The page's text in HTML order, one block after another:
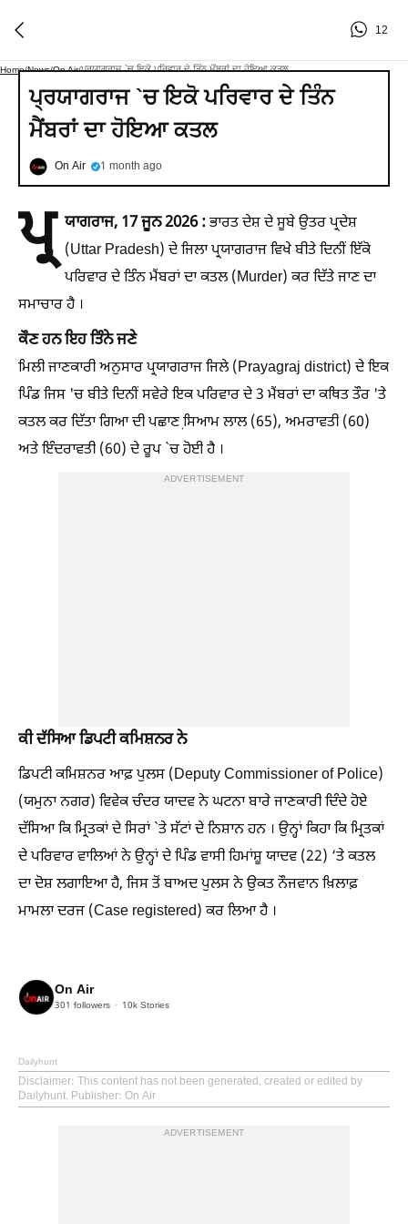
12
Home/News/On Air/ਪ੍ਰਯਾਗਰਾਜ `ਚ ਇਕੋ ਪਰਿਵਾਰ ਦੇ ਤਿੰਨ ਮੈਂਬਰਾਂ ਦਾ ਹੋਇਆ ਕਤਲ
ਪ੍ਰਯਾਗਰਾਜ `ਚ ਇਕੋ ਪਰਿਵਾਰ ਦੇ ਤਿੰਨ
ਮੈਂਬਰਾਂ ਦਾ ਹੋਇਆ ਕਤਲ
On Air 1 month ago
ਪ੍ਰ ਯਾਗਰਾਜ, 17 ਜੂਨ 2026 :ਭਾਰਤ ਦੇਸ਼ ਦੇ ਸੂਬੇ ਉਤਰ ਪ੍ਰਦੇਸ਼
(Uttar Pradesh) ਦੇ ਜਿਲਾ ਪ੍ਰਯਾਗਰਾਜ ਵਿਖੇ ਬੀਤੇ ਦਿਨੀਂ ਇੱਕੋ
ਪਰਿਵਾਰ ਦੇ ਤਿੰਨ ਮੈਂਬਰਾਂ ਦਾ ਕਤਲ (Murder) ਕਰ ਦਿੱਤੇ ਜਾਣ ਦਾ
ਸਮਾਚਾਰ ਹੈ ।
ਕੌਣ ਹਨ ਇਹ ਤਿੰਨੇ ਜਣੇ
ਮਿਲੀ ਜਾਣਕਾਰੀ ਅਨੁਸਾਰ ਪ੍ਰਯਾਗਰਾਜ ਜਿਲੇ (Prayagraj district) ਦੇ ਇਕ
ਪਿੰਡ ਜਿਸ 'ਚ ਬੀਤੇ ਦਿਨੀਂ ਸਵੇਰੇ ਇਕ ਪਰਿਵਾਰ ਦੇ 3 ਮੈਂਬਰਾਂ ਦਾ ਕਥਿਤ ਤੌਰ 'ਤੇ
ਕਤਲ ਕਰ ਦਿੱਤਾ ਗਿਆ ਦੀ ਪਛਾਣ ਸਿ਼ਆਮ ਲਾਲ (65), ਅਮਰਾਵਤੀ (60)
ਅਤੇ ਇੰਦਰਾਵਤੀ (60) ਦੇ ਰੂਪ `ਚ ਹੋਈ ਹੈ ।
ADVERTISEMENT
ਕੀ ਦੱਸਿਆ ਡਿਪਟੀ ਕਮਿਸ਼ਨਰ ਨੇ
ਡਿਪਟੀ ਕਮਿਸ਼ਨਰ ਆਫ਼ ਪੁਲਸ (Deputy Commissioner of Police)
(ਯਮੁਨਾ ਨਗਰ) ਵਿਵੇਕ ਚੰਦਰ ਯਾਦਵ ਨੇ ਘਟਨਾ ਬਾਰੇ ਜਾਣਕਾਰੀ ਦਿੰਦੇ ਹੋਏ
ਦੱਸਿਆ ਕਿ ਮ੍ਰਿਤਕਾਂ ਦੇ ਸਿਰਾਂ `ਤੇ ਸੱਟਾਂ ਦੇ ਨਿਸ਼ਾਨ ਹਨ । ਉਨ੍ਹਾਂ ਕਿਹਾ ਕਿ ਮ੍ਰਿਤਕਾਂ
ਦੇ ਪਰਿਵਾਰ ਵਾਲਿਆਂ ਨੇ ਉਨ੍ਹਾਂ ਦੇ ਪਿੰਡ ਵਾਸੀ ਹਿਮਾਂਸ਼ੂ ਯਾਦਵ (22) ‘ਤੇ ਕਤਲ
ਦਾ ਦੋਸ਼ ਲਗਾਇਆ ਹੈ, ਜਿਸ ਤੋਂ ਬਾਅਦ ਪੁਲਸ ਨੇ ਉਕਤ ਨੌਜਵਾਨ ਖ਼ਿਲਾਫ਼
ਮਾਮਲਾ ਦਰਜ (Case registered) ਕਰ ਲਿਆ ਹੈ ।
On Air
301 followers 10k Stories
Dailyhunt
Disclaimer: This content has not been generated, created or edited by
Dailyhunt. Publisher: On Air
ADVERTISEMENT